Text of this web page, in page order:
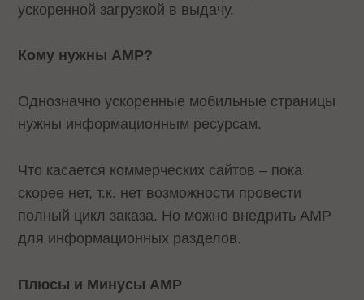
ускоренной загрузкой в выдачу.
Кому нужны AMP?
Однозначно ускоренные мобильные страницы
нужны информационным ресурсам.
Что касается коммерческих сайтов – пока
скорее нет, т.к. нет возможности провести
полный цикл заказа. Но можно внедрить AMP
для информационных разделов.
Плюсы и Минусы AMP